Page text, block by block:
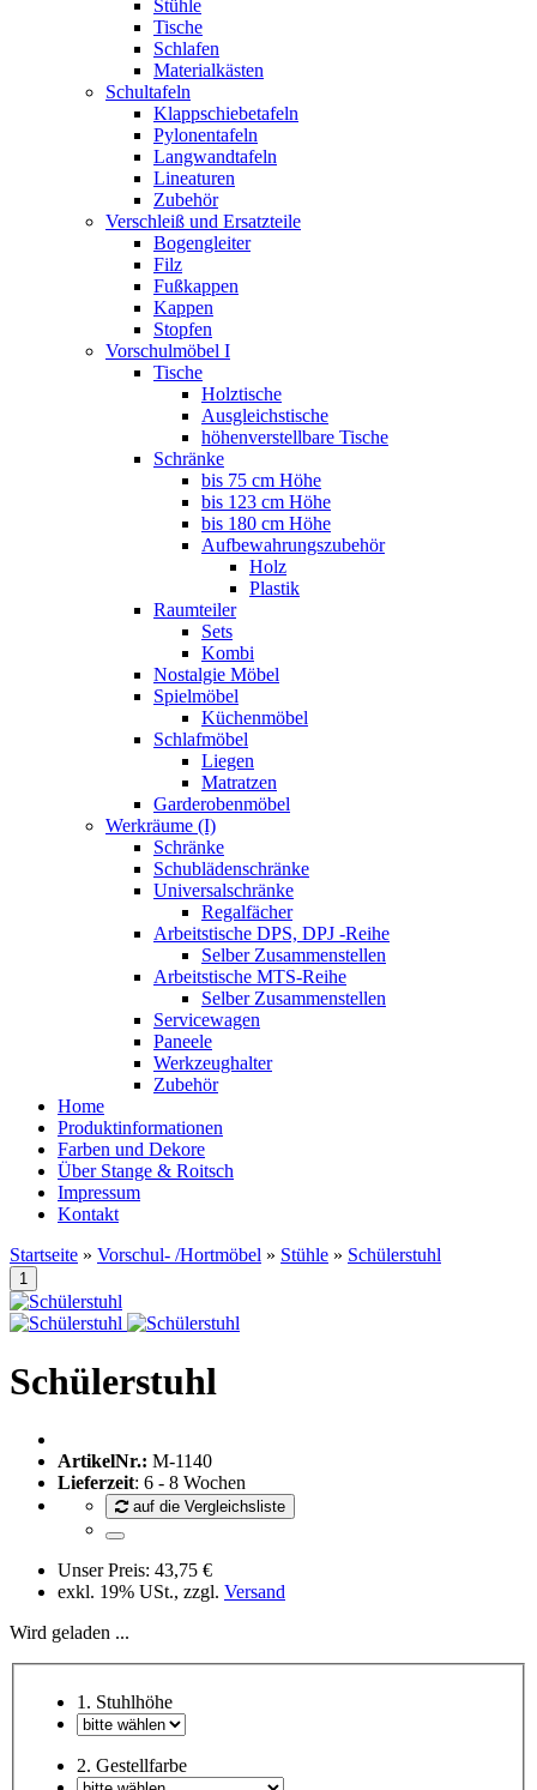
Stühle
Tische
Schlafen
Materialkästen
Schultafeln
Klappschiebetafeln
Pylonentafeln
Langwandtafeln
Lineaturen
Zubehör
Verschleiß und Ersatzteile
Bogengleiter
Filz
Fußkappen
Kappen
Stopfen
Vorschulmöbel I
Tische
Holztische
Ausgleichstische
höhenverstellbare Tische
Schränke
bis 75 cm Höhe
bis 123 cm Höhe
bis 180 cm Höhe
Aufbewahrungszubehör
Holz
Plastik
Raumteiler
Sets
Kombi
Nostalgie Möbel
Spielmöbel
Küchenmöbel
Schlafmöbel
Liegen
Matratzen
Garderobenmöbel
Werkräume (I)
Schränke
Schublädenschränke
Universalschränke
Regalfächer
Arbeitstische DPS, DPJ -Reihe
Selber Zusammenstellen
Arbeitstische MTS-Reihe
Selber Zusammenstellen
Servicewagen
Paneele
Werkzeughalter
Zubehör
Home
Produktinformationen
Farben und Dekore
Über Stange & Roitsch
Impressum
Kontakt
Startseite » Vorschul- /Hortmöbel » Stühle » Schülerstuhl
Schülerstuhl
ArtikelNr.: M-1140
Lieferzeit: 6 - 8 Wochen
auf die Vergleichsliste
Unser Preis: 43,75 €
exkl. 19% USt., zzgl. Versand
Wird geladen ...
1. Stuhlhöhe
2. Gestellfarbe